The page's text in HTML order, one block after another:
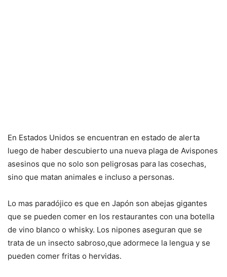
En Estados Unidos se encuentran en estado de alerta
luego de haber descubierto una nueva plaga de Avispones
asesinos que no solo son peligrosas para las cosechas,
sino que matan animales e incluso a personas.
Lo mas paradójico es que en Japón son abejas gigantes
que se pueden comer en los restaurantes con una botella
de vino blanco o whisky. Los nipones aseguran que se
trata de un insecto sabroso,que adormece la lengua y se
pueden comer fritas o hervidas.